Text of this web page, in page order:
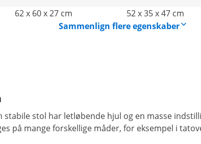
62 x 60 x 27 cm 52 x 35 x 47 cm
Sammenlign flere egenskaber
stol har letløbende hjul og en masse
på mange forskellige måder, for eksempel i